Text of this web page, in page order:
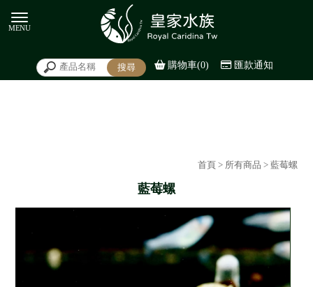
購物車(0) 匯款通知
首頁> 所有商品 > 藍莓螺
藍莓螺